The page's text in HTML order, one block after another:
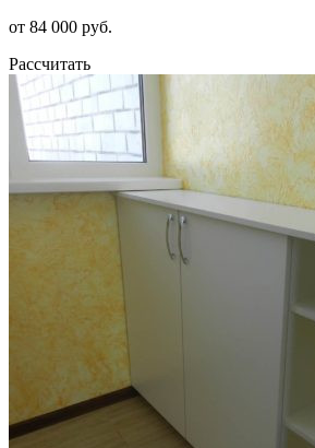
от 84 000 руб.
Рассчитать